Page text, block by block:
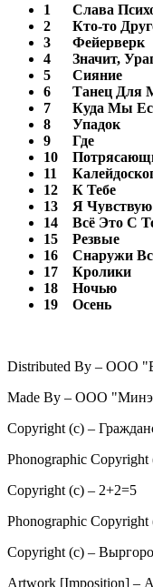
1
Слава
2
Кто-то
3
Фейерверк
4
Значит,
5
Сияние
6
Танец Для
7
Куда Мы
8
Упадок
9
Где
10
11
12
К Тебе
13
Я
14
Всё Это С
15
Резвые
16
Снаружи
17
Кролики
18
Ночью
19
Осень
Distributed By – ООО
Made By – ООО
Copyright (c) –
Phonographic Copyright
Copyright (c) – 2+2=5
Phonographic
Copyright (c) –
Artwork [Imposition] –